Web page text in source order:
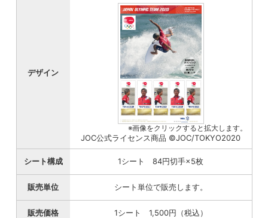
デザイン
※画像をクリックすると拡大します。
JOC公式ライセンス商品 ©JOC/TOKYO2020
シート構成 1シート 84円切手×5枚
販売単位 シート単位で販売します。
販売価格 1シート 1,500円（税込）